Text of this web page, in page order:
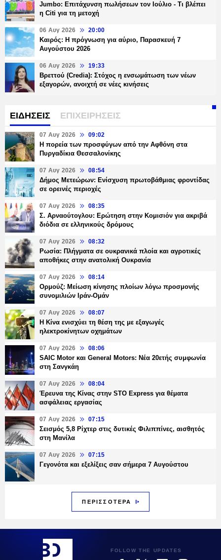
Jumbo: Επιτάχυνση πωλήσεων τον Ιούλιο - Τι βλέπει
η Citi για τη μετοχή
06 Αυγ 2026 20:00
Καιρός: Η πρόγνωση για αύριο, Παρασκευή 7
Αυγούστου 2026
06 Αυγ 2026 19:33
Βρεττού (Credia): Στόχος η ενσωμάτωση των νέων
εξαγορών, ανοιχτή σε νέες κινήσεις
ΕΙΔΗΣΕΙΣ ΕΠΙΧΕΙΡΗΣΕΙΣ
07 Αυγ 2026 09:02
Η πορεία των προσφύγων από την Αφθόνη στα
Πυργαδίκια Θεσσαλονίκης
07 Αυγ 2026 08:54
Δήμος Μετεώρων: Ενίσχυση πρωτοβάθμιας φροντίδας
σε ορεινές περιοχές
07 Αυγ 2026 08:35
Σ. Αρναούτογλου: Ερώτηση στην Κομισιόν για ακριβά
διόδια σε ελληνικούς δρόμους
07 Αυγ 2026 08:32
Ρωσία: Πλήγματα σε ουκρανικά πλοία και αγροτικές
αποθήκες στην ανατολική Ουκρανία
07 Αυγ 2026 08:14
Ορμούζ: Μείωση κίνησης πλοίων λόγω προσμονής
συνομιλιών Ιράν-Ομάν
07 Αυγ 2026 08:07
Η Κίνα ενισχύει τη θέση της με εξαγωγές
ηλεκτροκίνητων οχημάτων
07 Αυγ 2026 08:06
SAIC Motor και General Motors: Νέα 20ετής συμφωνία
στη Σανγκάη
07 Αυγ 2026 08:04
Έρευνα της Κίνας στην STO Express για θέματα
ασφάλειας εργασίας
07 Αυγ 2026 07:15
Σεισμός 5,8 Ρίχτερ στις δυτικές Φιλιππίνες, αισθητός
στη Μανίλα
07 Αυγ 2026 07:15
Γεγονότα και εξελίξεις σαν σήμερα 7 Αυγούστου
ΠΕΡΙΣΣΟΤΕΡΑ
FOLLOW THE UPDATES